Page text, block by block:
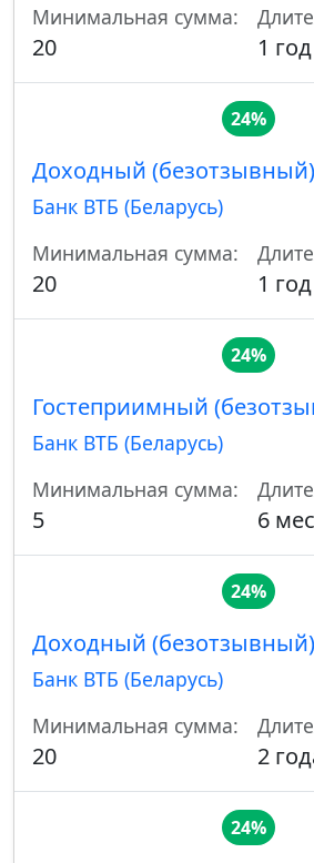
Минимальная сумма:
20 1 год
24%
Доходный (безотзывный)
Банк ВТБ (Беларусь)
Минимальная сумма:
20 1 год
24%
Гостеприимный
Банк ВТБ (Беларусь)
Минимальная сумма:
5 6
24%
Доходный (безотзывный)
Банк ВТБ (Беларусь)
Минимальная сумма:
20 2
24%